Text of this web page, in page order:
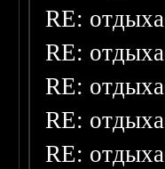
RE:
RE:
RE:
RE:
RE: